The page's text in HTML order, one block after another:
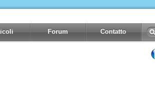
Forum Contatto